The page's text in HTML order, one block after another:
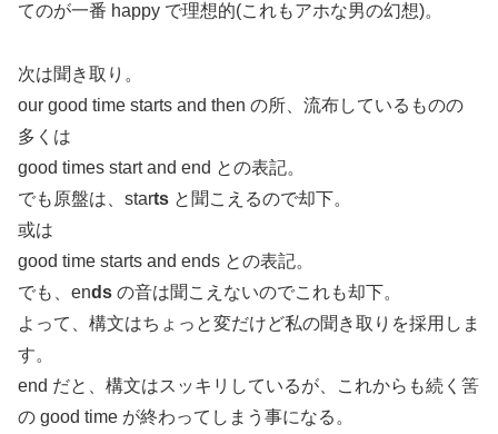
てのが一番 happy で理想的(これもアホな男の幻想)。
次は聞き取り。
our good time starts and then の所、流布しているものの
多くは
good times start and end との表記。
でも原盤は、starts と聞こえるので却下。
或は
good time starts and ends との表記。
でも、ends の音は聞こえないのでこれも却下。
よって、構文はちょっと変だけど私の聞き取りを採用しま
す。
end だと、構文はスッキリしているが、これからも続く筈
の good time が終わってしまう事になる。